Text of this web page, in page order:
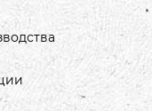
качества,
и полная
обеспечивают
и
типов и